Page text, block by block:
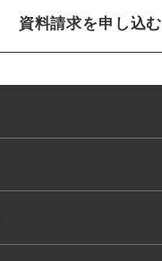
資料請求を申し込む